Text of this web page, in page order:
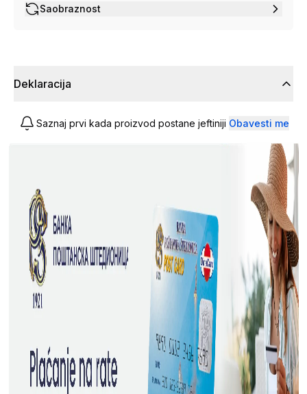
Saobraznost
Deklaracija
Saznaj prvi kada proizvod postane jeftiniji Obavesti me